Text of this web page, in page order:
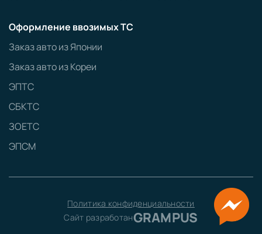
Оформление ввозимых ТС
Заказ авто из Японии
Заказ авто из Кореи
ЭПТС
СБКТС
ЗОЕТС
ЭПСМ
Политика конфиденциальности
Сайт разработанGRAMPUS